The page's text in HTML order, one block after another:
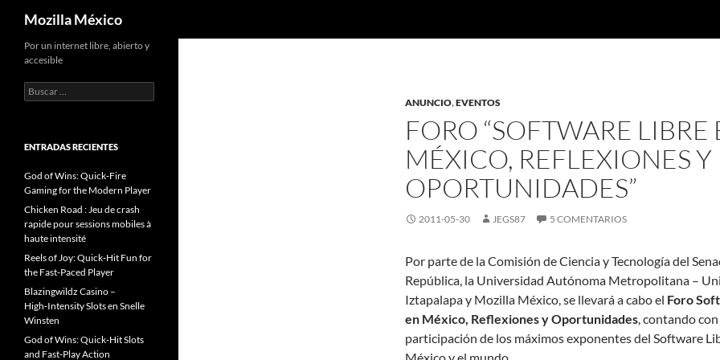
Mozilla México
ANUNCIO,EVENTOS
FORO “SOFTWARE LIBRE
MÉXICO, REFLEXIONES Y
OPORTUNIDADES”
2011-05-30 JEGS87 5 COMENTARIOS
Por parte de la Comisión de Ciencia y Tecnología del
República, la Universidad Autónoma Metropolitana –
Iztapalapa y Mozilla México, se llevará a cabo el Foro
en México, Reflexiones y Oportunidades, contando
participación de los máximos exponentes del Software
Por un internet libre, abierto y
accesible
B
u
a
:
ENTRADAS RECIENTES
God of Wins: Quick‑Fire
Gaming for the Modern Player
Chicken Road : Jeu de crash
rapide pour sessions mobiles à
haute intensité
Reels of Joy: Quick‑Hit Fun for
the Fast‑Paced Player
Blazingwildz Casino –
High‑Intensity Slots en Snelle
Winsten
God of Wins: Quick‑Hit Slots
and Fast‑Play Action